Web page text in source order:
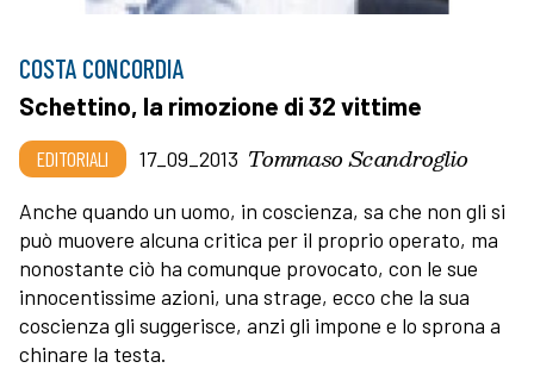
COSTA CONCORDIA
Schettino, la rimozione di 32 vittime
EDITORIALI 17_09_2013 Tommaso Scandroglio
Anche quando un uomo, in coscienza, sa che non gli si
può muovere alcuna critica per il proprio operato, ma
nonostante ciò ha comunque provocato, con le sue
innocentissime azioni, una strage, ecco che la sua
coscienza gli suggerisce, anzi gli impone e lo sprona a
chinare la testa.